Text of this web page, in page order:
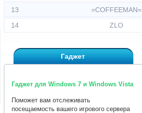
13
=COFFEEMAN=
14
ZLO
Гаджет
Гаджет для Windows 7 и Windows Vista
Поможет вам отслеживать
посещаемость вашего игрового сервера